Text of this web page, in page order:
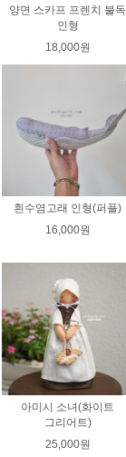
양면 스카프 프렌치 불독
인형
18,000원
흰수염고래 인형(퍼플)
16,000원
아미시 소녀(화이트
그리어트)
25,000원